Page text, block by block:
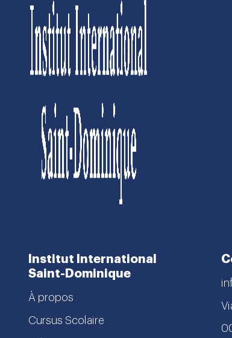
Institut International
Saint-Dominique
À propos
Cursus Scolaire